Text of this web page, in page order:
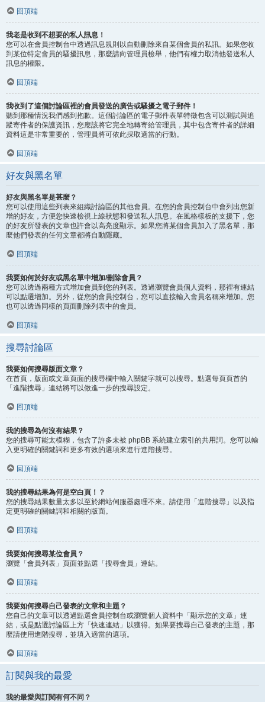
回頂端
我老是收到不想要的私人訊息！
您可以在會員控制台中透過訊息規則以自動刪除來自某個會員的私訊。如果您收
到某位特定會員的騷擾訊息，那麼請向管理員檢舉，他們有權力取消他發送私人
訊息的權限。
回頂端
我收到了這個討論區裡的會員發送的廣告或騷擾之電子郵件！
聽到那種情況我們感到抱歉。這個討論區的電子郵件表單特徵包含可以測試與追
蹤寄件者的保護資訊，您應該將它完全地轉寄給管理員，其中包含寄件者的詳細
資料這是非常重要的，管理員將可依此採取適當的行動。
回頂端
好友與黑名單
好友與黑名單是甚麼？
您可以使用這些列表來組織討論區的其他會員。在您的會員控制台中會列出您新
增的好友，方便您快速檢視上線狀態和發送私人訊息。在風格樣板的支援下，您
的好友所發表的文章也許會以高亮度顯示。如果您將某個會員加入了黑名單，那
麼他們發表的任何文章都將自動隱藏。
回頂端
我要如何於好友或黑名單中增加/刪除會員？
您可以透過兩種方式增加會員到您的列表。透過瀏覽會員個人資料，那裡有連結
可以點選增加。另外，從您的會員控制台，您可以直接輸入會員名稱來增加。您
也可以透過同樣的頁面刪除列表中的會員。
回頂端
搜尋討論區
我要如何搜尋版面文章？
在首頁，版面或文章頁面的搜尋欄中輸入關鍵字就可以搜尋。點選每頁頁首的
「進階搜尋」連結將可以做進一步的搜尋設定。
回頂端
我的搜尋為何沒有結果？
您的搜尋可能太模糊，包含了許多未被 phpBB 系統建立索引的共用詞。您可以輸
入更明確的關鍵詞和更多有效的選項來進行進階搜尋。
回頂端
我的搜尋結果為何是空白頁！？
您的搜尋結果數量太多以至於網站伺服器處理不來。請使用「進階搜尋」以及指
定更明確的關鍵詞和相關的版面。
回頂端
我要如何搜尋某位會員？
瀏覽「會員列表」頁面並點選「搜尋會員」連結。
回頂端
我要如何搜尋自己發表的文章和主題？
您自己的文章可以透過點選會員控制台或瀏覽個人資料中「顯示您的文章」連
結，或是點選討論區上方「快速連結」以獲得。如果要搜尋自己發表的主題，那
麼請使用進階搜尋，並填入適當的選項。
回頂端
訂閱與我的最愛
我的最愛與訂閱有何不同？